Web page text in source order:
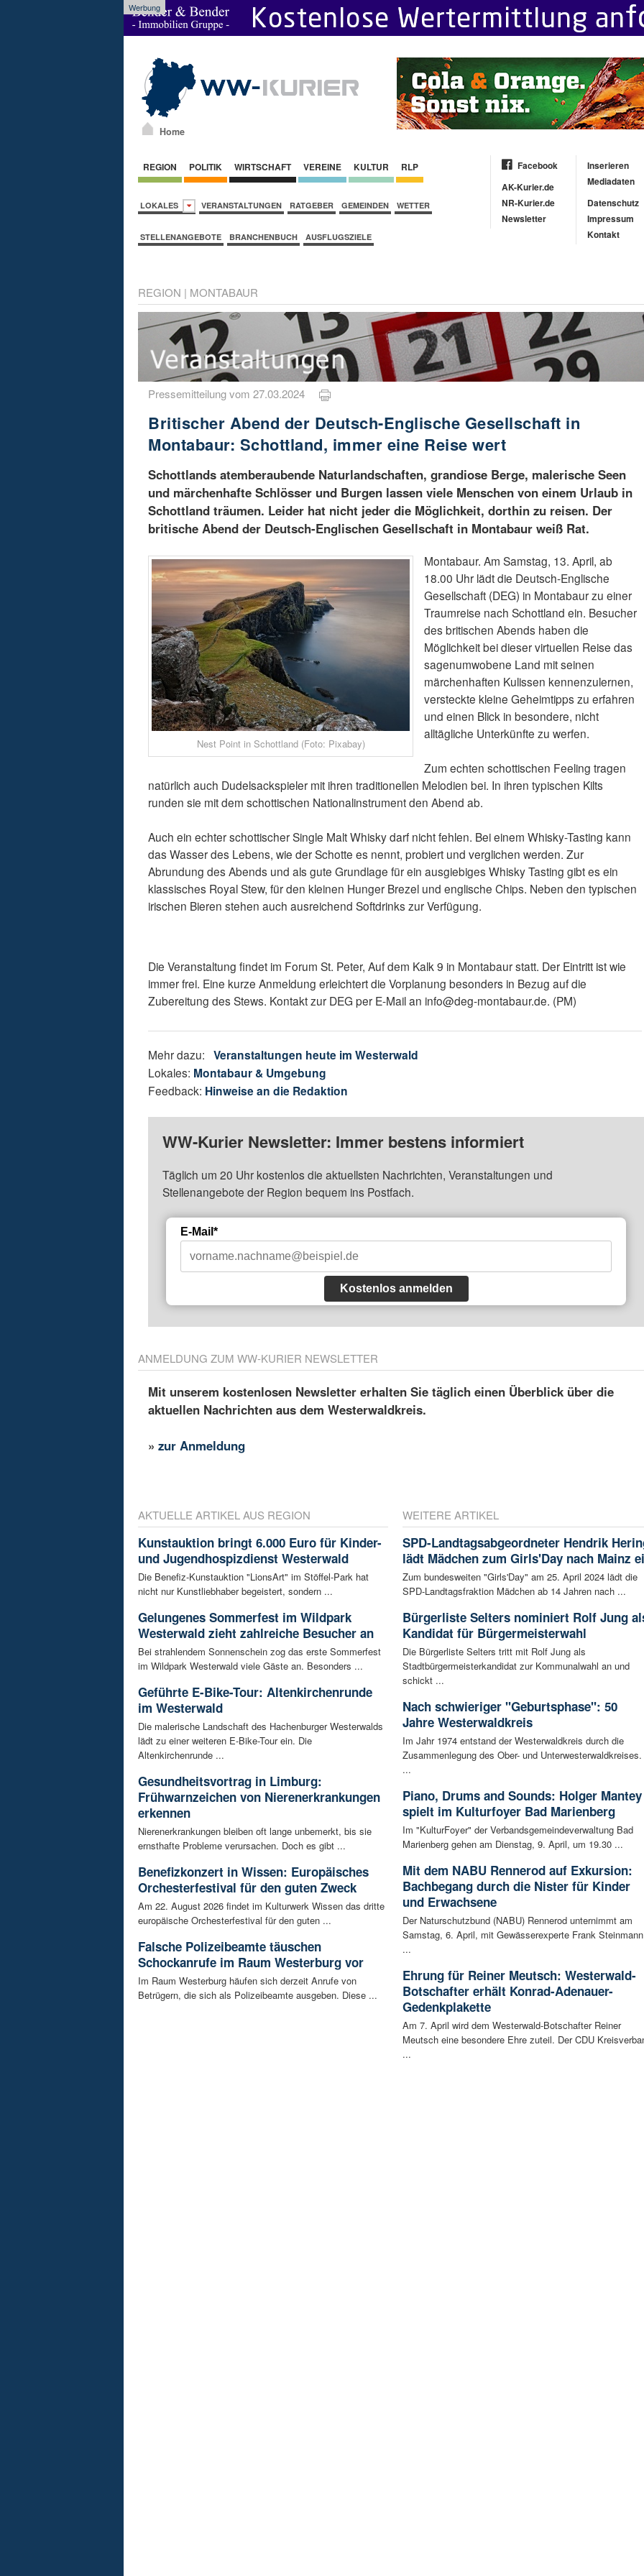
Werbung
Home
REGION POLITIK WIRTSCHAFT VEREINE KULTUR RLP
LOKALES VERANSTALTUNGEN RATGEBER GEMEINDEN WETTER
STELLENANGEBOTE BRANCHENBUCH AUSFLUGSZIELE
Facebook
AK-Kurier.de
NR-Kurier.de
Newsletter
Inserieren
Mediadaten
Datenschutz
Impressum
Kontakt
REGION | MONTABAUR
Pressemitteilung vom 27.03.2024
Britischer Abend der Deutsch-Englische Gesellschaft in
Montabaur: Schottland, immer eine Reise wert
Schottlands atemberaubende Naturlandschaften, grandiose Berge, malerische Seen
und märchenhafte Schlösser und Burgen lassen viele Menschen von einem Urlaub in
Schottland träumen. Leider hat nicht jeder die Möglichkeit, dorthin zu reisen. Der
britische Abend der Deutsch-Englischen Gesellschaft in Montabaur weiß Rat.
Nest Point in Schottland (Foto: Pixabay)
Montabaur. Am Samstag, 13. April, ab
18.00 Uhr lädt die Deutsch-Englische
Gesellschaft (DEG) in Montabaur zu einer
Traumreise nach Schottland ein. Besucher
des britischen Abends haben die
Möglichkeit bei dieser virtuellen Reise das
sagenumwobene Land mit seinen
märchenhaften Kulissen kennenzulernen,
versteckte kleine Geheimtipps zu erfahren
und einen Blick in besondere, nicht
alltägliche Unterkünfte zu werfen.
Zum echten schottischen Feeling tragen
natürlich auch Dudelsackspieler mit ihren traditionellen Melodien bei. In ihren typischen Kilts
runden sie mit dem schottischen Nationalinstrument den Abend ab.
Auch ein echter schottischer Single Malt Whisky darf nicht fehlen. Bei einem Whisky-Tasting kann
das Wasser des Lebens, wie der Schotte es nennt, probiert und verglichen werden. Zur
Abrundung des Abends und als gute Grundlage für ein ausgiebiges Whisky Tasting gibt es ein
klassisches Royal Stew, für den kleinen Hunger Brezel und englische Chips. Neben den typischen
irischen Bieren stehen auch ausreichend Softdrinks zur Verfügung.
Die Veranstaltung findet im Forum St. Peter, Auf dem Kalk 9 in Montabaur statt. Der Eintritt ist wie
immer frei. Eine kurze Anmeldung erleichtert die Vorplanung besonders in Bezug auf die
Zubereitung des Stews. Kontakt zur DEG per E-Mail an info@deg-montabaur.de. (PM)
Mehr dazu:Veranstaltungen heute im Westerwald
Lokales: Montabaur & Umgebung
Feedback: Hinweise an die Redaktion
WW-Kurier Newsletter: Immer bestens informiert
Täglich um 20 Uhr kostenlos die aktuellsten Nachrichten, Veranstaltungen und
Stellenangebote der Region bequem ins Postfach.
E-Mail*
Kostenlos anmelden
ANMELDUNG ZUM WW-KURIER NEWSLETTER
Mit unserem kostenlosen Newsletter erhalten Sie täglich einen Überblick über die
aktuellen Nachrichten aus dem Westerwaldkreis.
»zur Anmeldung
AKTUELLE ARTIKEL AUS REGION
Kunstauktion bringt 6.000 Euro für Kinder-
und Jugendhospizdienst Westerwald
Die Benefiz-Kunstauktion "LionsArt" im Stöffel-Park hat
nicht nur Kunstliebhaber begeistert, sondern ...
Gelungenes Sommerfest im Wildpark
Westerwald zieht zahlreiche Besucher an
Bei strahlendem Sonnenschein zog das erste Sommerfest
im Wildpark Westerwald viele Gäste an. Besonders ...
Geführte E-Bike-Tour: Altenkirchenrunde
im Westerwald
Die malerische Landschaft des Hachenburger Westerwalds
lädt zu einer weiteren E-Bike-Tour ein. Die
Altenkirchenrunde ...
Gesundheitsvortrag in Limburg:
Frühwarnzeichen von Nierenerkrankungen
erkennen
Nierenerkrankungen bleiben oft lange unbemerkt, bis sie
ernsthafte Probleme verursachen. Doch es gibt ...
Benefizkonzert in Wissen: Europäisches
Orchesterfestival für den guten Zweck
Am 22. August 2026 findet im Kulturwerk Wissen das dritte
europäische Orchesterfestival für den guten ...
Falsche Polizeibeamte täuschen
Schockanrufe im Raum Westerburg vor
Im Raum Westerburg häufen sich derzeit Anrufe von
Betrügern, die sich als Polizeibeamte ausgeben. Diese ...
WEITERE ARTIKEL
SPD-Landtagsabgeordneter Hendrik
lädt Mädchen zum Girls'Day nach Mainz
Zum bundesweiten "Girls'Day" am 25. April 2024 lädt die
SPD-Landtagsfraktion Mädchen ab 14 Jahren nach ...
Bürgerliste Selters nominiert Rolf Jung
Kandidat für Bürgermeisterwahl
Die Bürgerliste Selters tritt mit Rolf Jung als
Stadtbürgermeisterkandidat zur Kommunalwahl an und
schickt ...
Nach schwieriger "Geburtsphase": 50
Jahre Westerwaldkreis
Im Jahr 1974 entstand der Westerwaldkreis durch die
Zusammenlegung des Ober- und Unterwesterwaldkreises.
...
Piano, Drums and Sounds: Holger Mantey
spielt im Kulturfoyer Bad Marienberg
Im "KulturFoyer" der Verbandsgemeindeverwaltung Bad
Marienberg gehen am Dienstag, 9. April, um 19.30 ...
Mit dem NABU Rennerod auf Exkursion:
Bachbegang durch die Nister für Kinder
und Erwachsene
Der Naturschutzbund (NABU) Rennerod unternimmt am
Samstag, 6. April, mit Gewässerexperte Frank Steinmann
...
Ehrung für Reiner Meutsch: Westerwald-
Botschafter erhält Konrad-Adenauer-
Gedenkplakette
Am 7. April wird dem Westerwald-Botschafter Reiner
Meutsch eine besondere Ehre zuteil. Der CDU
...